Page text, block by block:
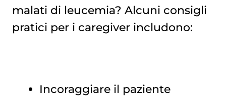
malati di leucemia? Alcuni consigli
pratici per i caregiver includono:
Incoraggiare il paziente